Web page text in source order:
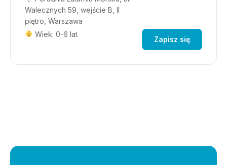
Walecznych 59, wejście B, II
piętro, Warszawa
Wiek: 0-6 lat
Zapisz się